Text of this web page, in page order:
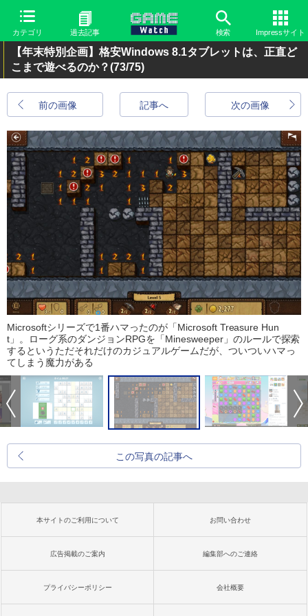
カテゴリ 過去記事 検索 Impressサイト
【年末特別企画】格安Windows 8.1タブレットは、正直ど
こまで遊べるのか？(73/75)
前の画像 次の画像
記事へ
Microsoftシリーズで1番ハマったのが「Microsoft Treasure Hun
t」。ローグ系のダンジョンRPGを「Minesweeper」のルールで探索
するというただそれだけのカジュアルゲームだが、ついついハマっ
てしまう魔力がある
この写真の記事へ
本サイトのご利用について お問い合わせ
広告掲載のご案内 編集部へのご連絡
プライバシーポリシー 会社概要